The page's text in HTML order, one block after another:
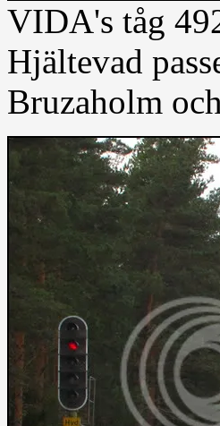
VIDA's tåg
Hjältevad
Bruzaholm